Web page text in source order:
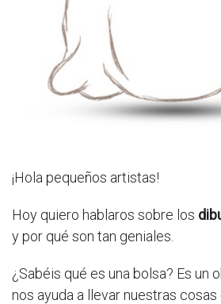
¡Hola pequeños artistas!
Hoy quiero hablaros sobre los
y por qué son tan geniales.
¿Sabéis qué es una bolsa? Es un
nos ayuda a llevar nuestras cosas